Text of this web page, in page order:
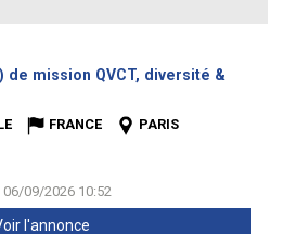
de mission QVCT, diversité &
FRANCE
PARIS
09/2026 10:52
l'annonce